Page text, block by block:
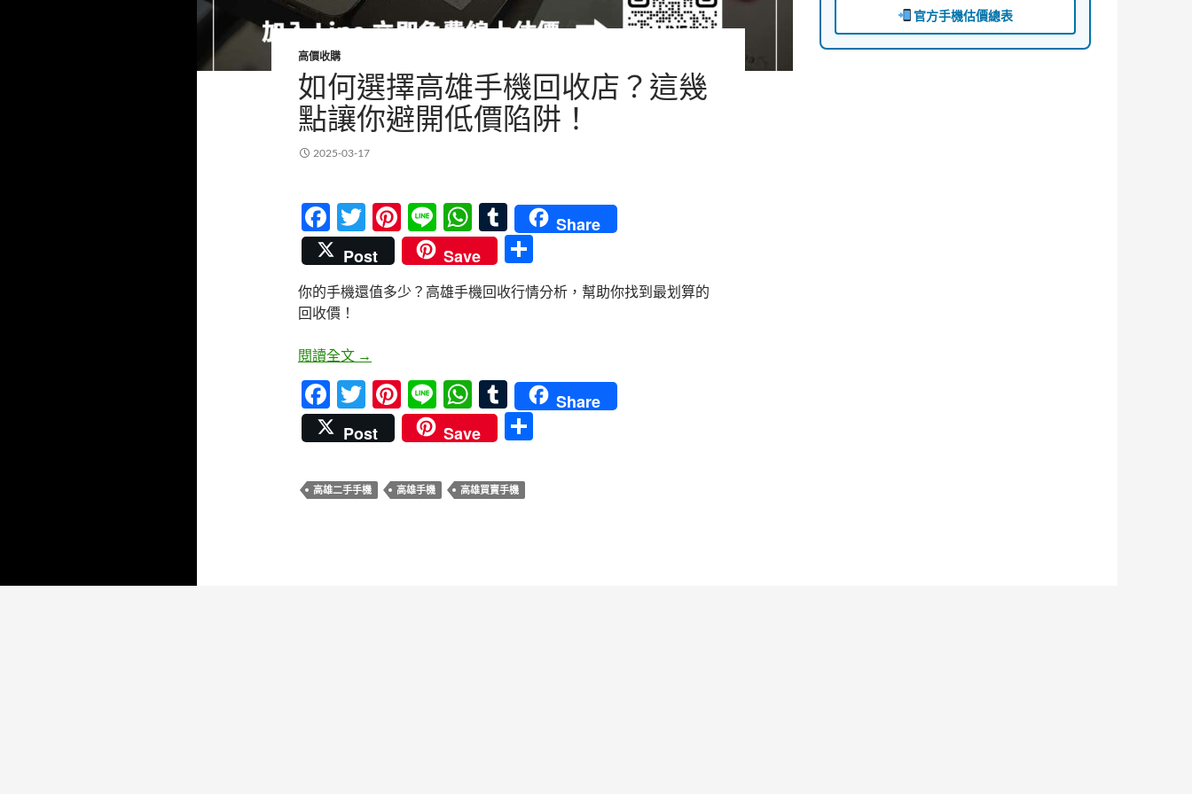
高價收購
如何選擇高雄手機回收店？這幾
點讓你避開低價陷阱！
2025-03-17
F
ac
e
b
o
o
k
T
w
itt
er
Pi
nt
er
es
Li
n
e
W
h
at
s
p
T
u
m
bl
Share
Post
Save
享
你的手機還值多少？高雄手機回收行情分析，幫助你找到最划算的
回收價！
閱讀全文 如何選擇高雄手機回收店？這幾點讓你避開低價陷阱！
→
F
ac
e
b
o
T
w
itt
er
Pi
nt
er
es
t
Li
n
e
W
h
at
s
A
T
u
m
bl
r
Share
Post
Save
高雄二手手機 高雄手機 高雄買賣手機
官方手機估價總表